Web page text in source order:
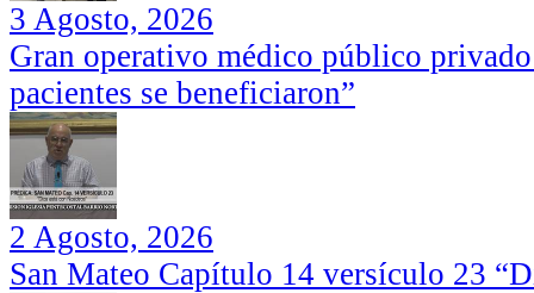
3 Agosto, 2026
Gran operativo médico público
pacientes se beneficiaron”
2 Agosto, 2026
San Mateo Capítulo 14 versículo 23